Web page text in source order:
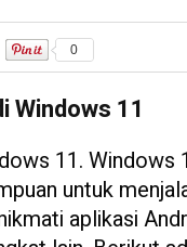
0
Windows 11
11.
untuk
aplikasi